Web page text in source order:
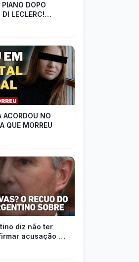
PIANO DOPO
LECLERC!
a
ACORDOU NO
QUE MORREU
diz não ter
acusação de
| OP News